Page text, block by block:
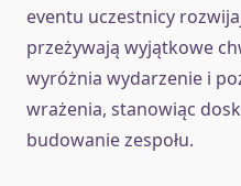
eventu uczestnicy
przeżywają wyjątkowe
wyróżnia wydarzenie i
wrażenia, stanowiąc
budowanie zespołu.